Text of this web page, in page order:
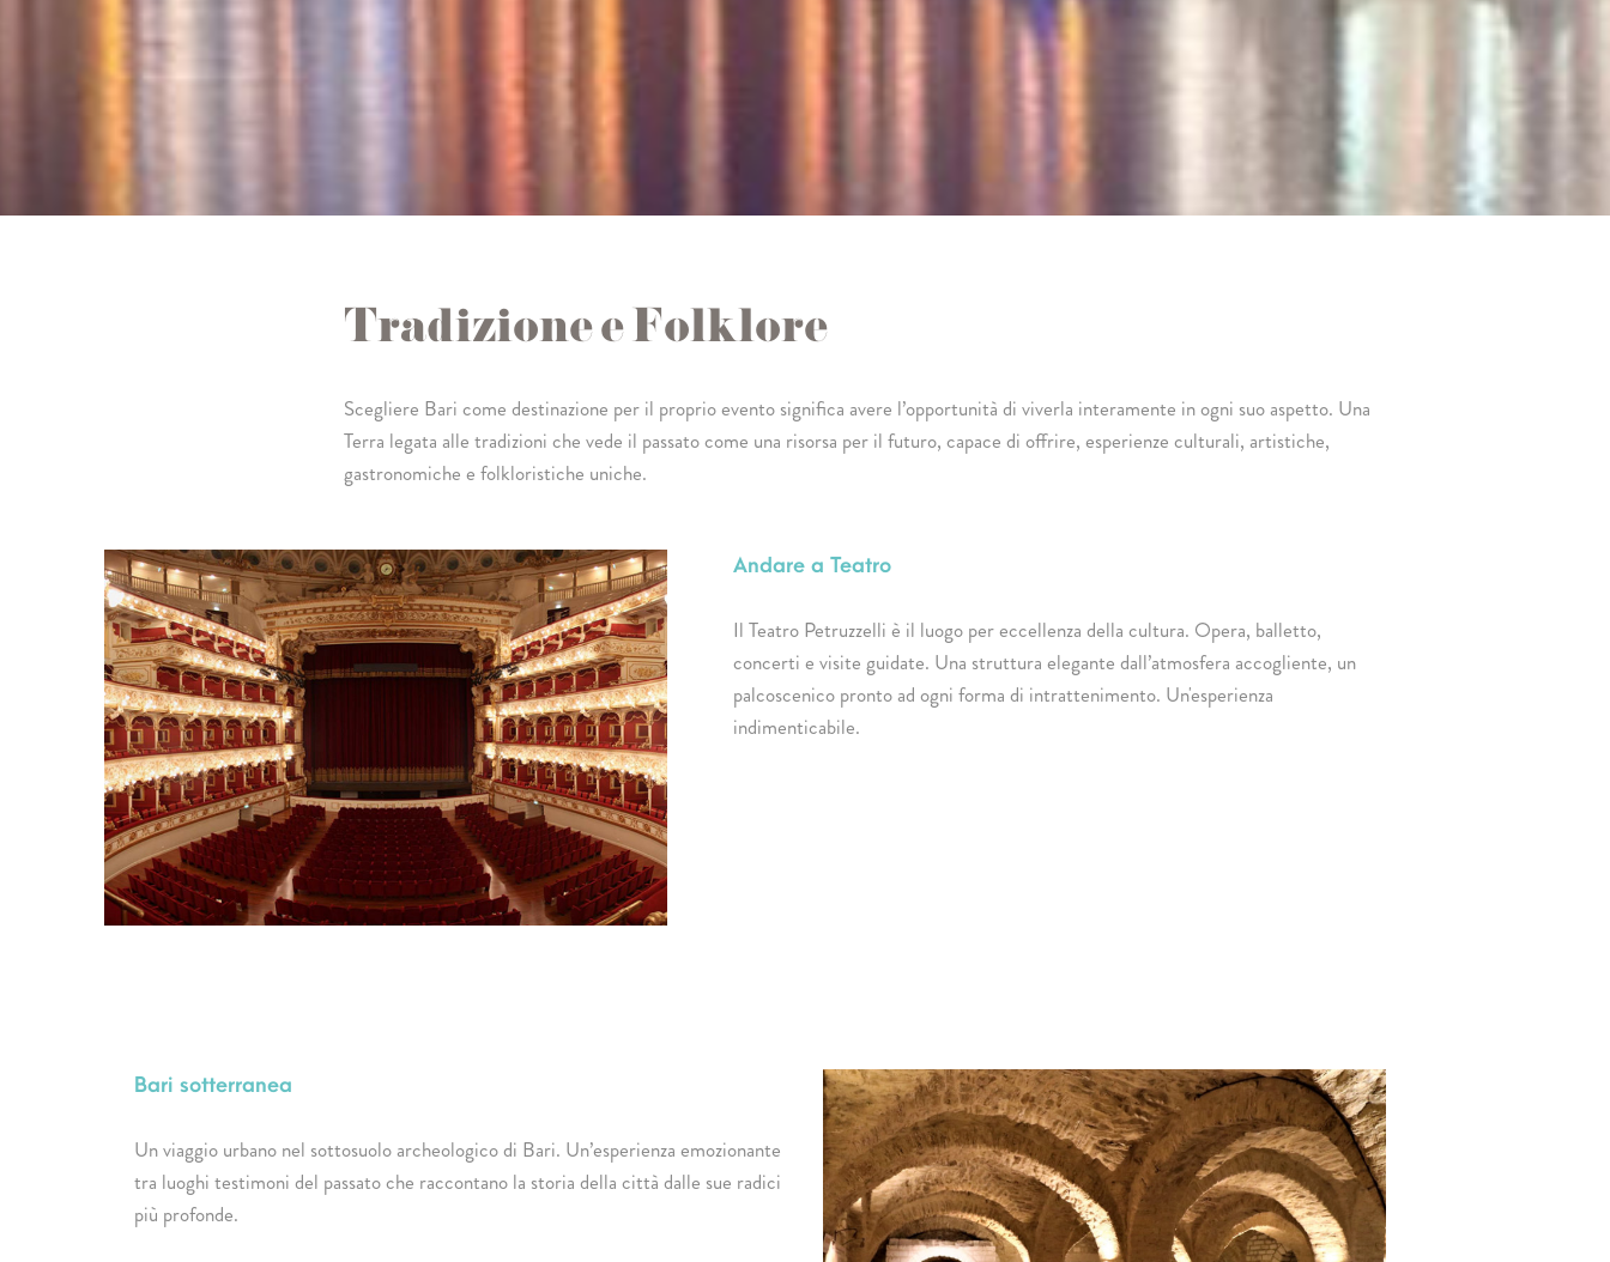
Tradizione e Folklore
Scegliere Bari come destinazione per il proprio evento significa avere l’opportunità di viverla interamente in ogni suo aspetto. Una
Terra legata alle tradizioni che vede il passato come una risorsa per il futuro, capace di offrire, esperienze culturali, artistiche,
gastronomiche e folkloristiche uniche.
Andare a Teatro
Il Teatro Petruzzelli è il luogo per eccellenza della cultura. Opera, balletto,
concerti e visite guidate. Una struttura elegante dall’atmosfera accogliente, un
palcoscenico pronto ad ogni forma di intrattenimento. Un'esperienza
indimenticabile.
Bari sotterranea
Un viaggio urbano nel sottosuolo archeologico di Bari. Un’esperienza emozionante
tra luoghi testimoni del passato che raccontano la storia della città dalle sue radici
più profonde.